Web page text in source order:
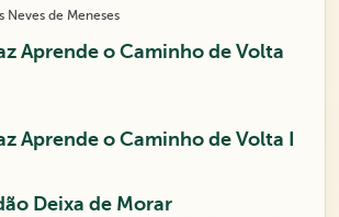
Neves de Meneses
Aprende o Caminho de Volta
Aprende o Caminho de Volta I
Deixa de Morar